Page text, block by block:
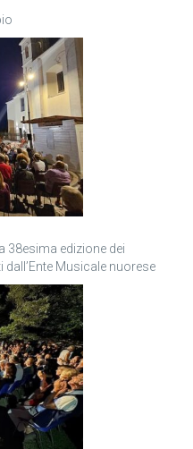
38esima edizione dei
Musicale nuorese